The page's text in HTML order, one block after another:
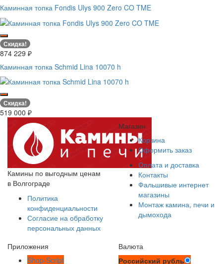
Каминная топка Fondis Ulys 900 Zero CO TME
Скидка!
874 229 ₽
Каминная топка Schmid Lina 10070 h
Скидка!
519 000 ₽
Камины по выгодным ценам
в Волгограде
Политика
конфиденциальности
Согласие на обработку
персональных данных
Магазин
Корзина
Оформить заказ
Оплата и доставка
Контакты
Фальшивые интернет
магазины
Монтаж камина, печи и
дымохода
Приложения
Shop-Script
Валюта
Российский рубль